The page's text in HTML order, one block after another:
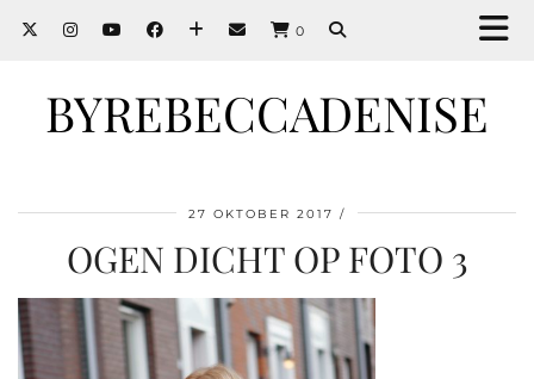
0
BYREBECCADENISE
27 OKTOBER 2017
OGEN DICHT OP FOTO 3